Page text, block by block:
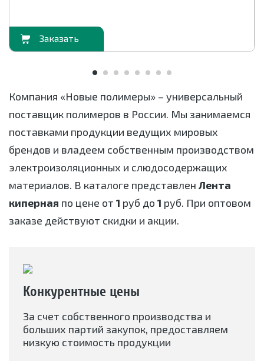
Компания «Новые полимеры» – универсальный
поставщик полимеров в России. Мы занимаемся
поставками продукции ведущих мировых
брендов и владеем собственным производством
электроизоляционных и слюдосодержащих
материалов. В каталоге представлен Лента
киперная по цене от 1 руб до 1 руб. При оптовом
заказе действуют скидки и акции.
Конкурентные цены
За счет собственного производства и
больших партий закупок, предоставляем
низкую стоимость продукции